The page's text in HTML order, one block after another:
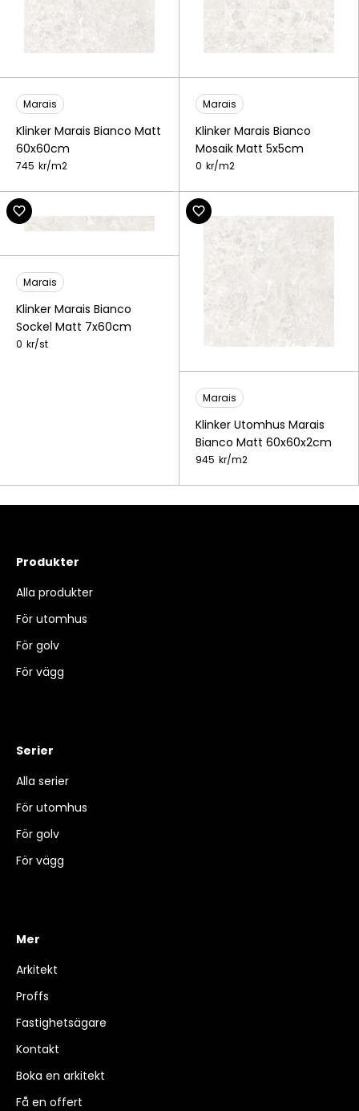
Marais
Klinker Marais Bianco Matt
60x60cm
745 kr/m2
Marais
Klinker Marais Bianco
Mosaik Matt 5x5cm
0 kr/m2
Marais
Klinker Marais Bianco
Sockel Matt 7x60cm
0 kr/st
Marais
Klinker Utomhus Marais
Bianco Matt 60x60x2cm
945 kr/m2
Produkter
Alla produkter
För utomhus
För golv
För vägg
Serier
Alla serier
För utomhus
För golv
För vägg
Mer
Arkitekt
Proffs
Fastighetsägare
Kontakt
Boka en arkitekt
Få en offert